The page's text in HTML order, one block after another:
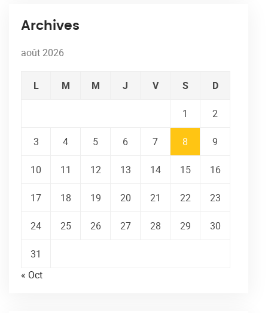
Archives
août 2026
L M M J V S D
1 2
3 4 5 6 7 8 9
10 11 12 13 14 15 16
17 18 19 20 21 22 23
24 25 26 27 28 29 30
31
« Oct